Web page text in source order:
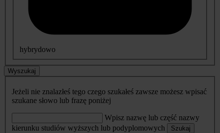
hybrydowo
Wyszukaj
Jeżeli nie znalazłeś tego czego szukałeś zawsze możesz wpisać
szukane słowo lub frazę poniżej
Wpisz nazwę lub część nazwy
kierunku studiów wyższych lub podyplomowych
Szukaj